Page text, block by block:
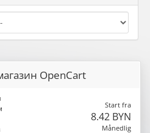
OpenCart
Start fra
8.42 BYN
Månedlig